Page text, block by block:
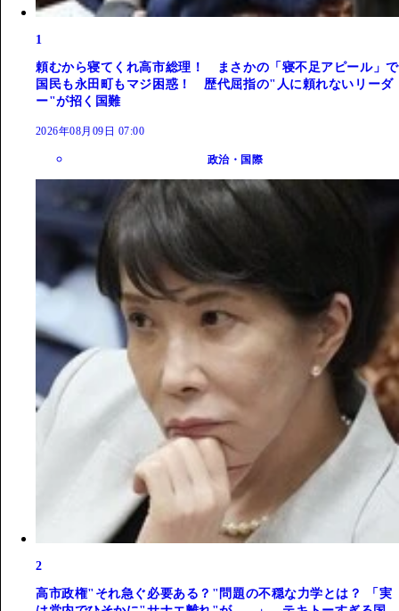
1
頼むから寝てくれ高市総理！ まさかの「寝不足アピール」で
国民も永田町もマジ困惑！ 歴代屈指の"人に頼れないリーダ
ー"が招く国難
2026年08月09日 07:00
政治・国際
2
高市政権"それ急ぐ必要ある？"問題の不穏な力学とは？ 「実